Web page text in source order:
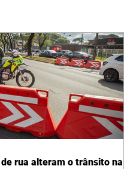
de rua alteram o trânsito na